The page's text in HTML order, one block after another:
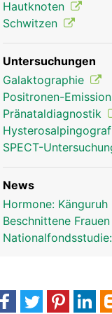
Hautknoten
Schwitzen
Untersuchungen
Galaktographie
Positronen-
Pränataldiagnostik
SPECT-
News
Hormone:
Beschnittene